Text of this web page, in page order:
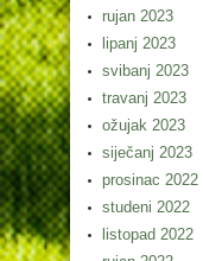
rujan 2023
lipanj 2023
svibanj 2023
travanj 2023
ožujak 2023
siječanj 2023
prosinac 2022
studeni 2022
listopad 2022